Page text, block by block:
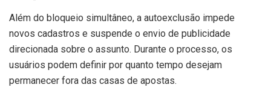
Além do bloqueio simultâneo, a autoexclusão impede
novos cadastros e suspende o envio de publicidade
direcionada sobre o assunto. Durante o processo, os
usuários podem definir por quanto tempo desejam
permanecer fora das casas de apostas.